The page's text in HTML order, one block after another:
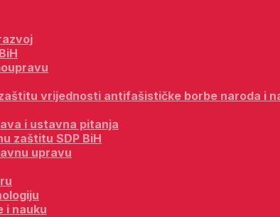
vrijednosti antifašističke borbe naroda i
i ustavna pitanja
zaštitu SDP BiH
upravu
i nauku